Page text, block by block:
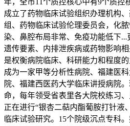
年，全市11个质控核心中有9个质控
成立了药物临床试验组织办理机构
组、药物临床试验伦理委员会，化
染、鼻腔布局非常、免疫功能低下
遗传要素、内排泄疾病或药物影响
是权衡病院临床、科研能力和程度
成为一家甲等分析性病院、福建医
院、福建西医药大学临床讲授病院
命，每年领受省表里各大院校练习
正在进行“银杏二萜内酯葡胺打针液
临床试验研究。15个院级沉点专科